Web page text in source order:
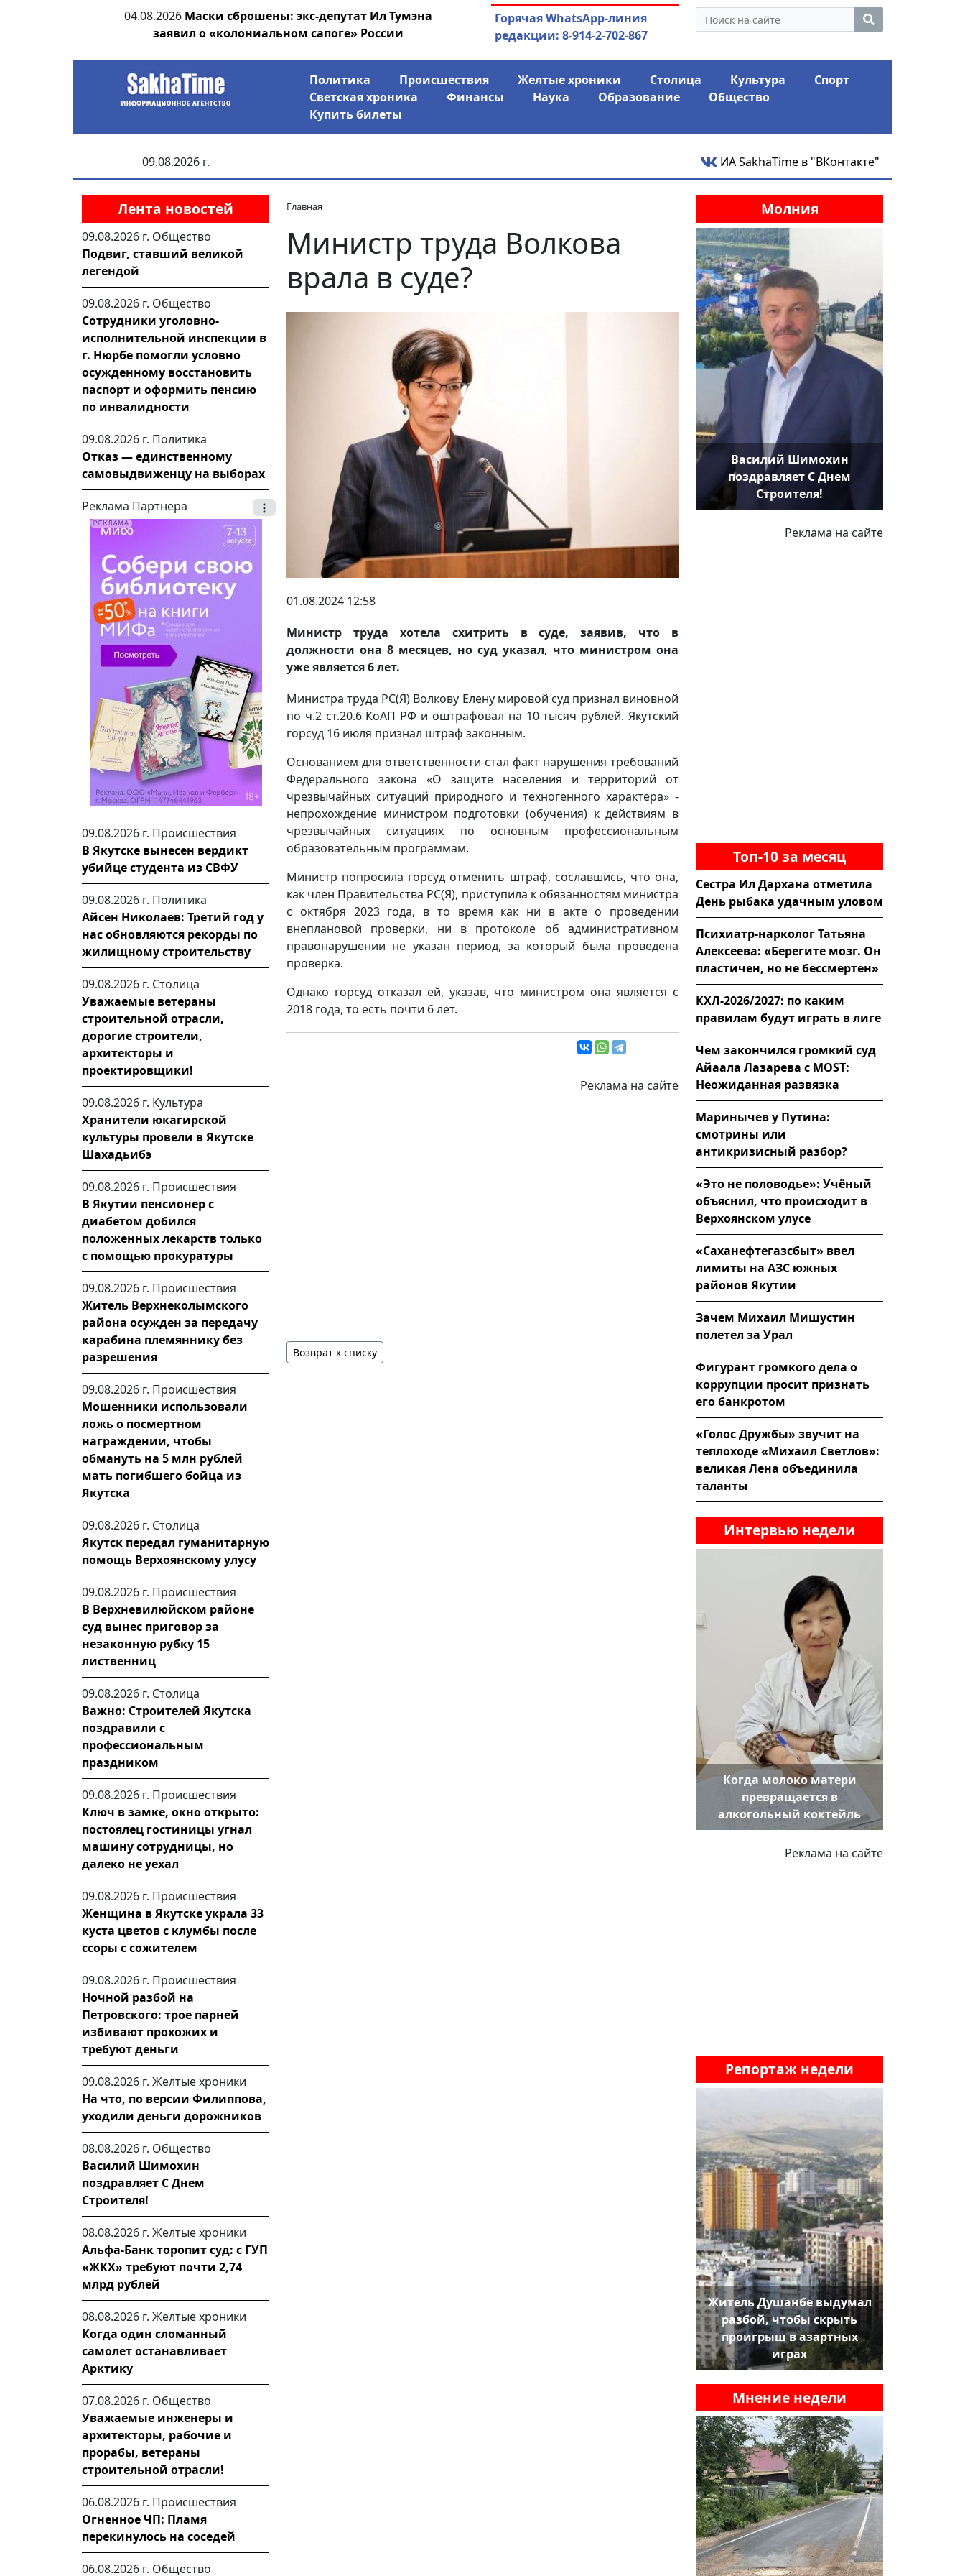
04.08.2026 Маски сброшены: экс-депутат Ил Тумэна
заявил о «колониальном сапоге» России
04.08.2026Маринычев у Путина: смотрины или
антикризисный разбор?
03.08.2026
Горячая WhatsApp-линия
редакции: 8-914-2-702-867
Политика Происшествия Желтые хроники Столица Культура
Спорт
Светская хроника
Финансы Наука Образование
Общество
Купить билеты
09.08.2026 г. ИА SakhaTime в "ВКонтакте"
Лента новостей
09.08.2026 г. Общество
Подвиг, ставший великой
легендой
09.08.2026 г. Общество
Сотрудники уголовно-
исполнительной инспекции в
г. Нюрбе помогли условно
осужденному восстановить
паспорт и оформить пенсию
по инвалидности
09.08.2026 г. Политика
Отказ — единственному
самовыдвиженцу на выборах
Реклама Партнёра
09.08.2026 г. Происшествия
В Якутске вынесен вердикт
убийце студента из СВФУ
09.08.2026 г. Политика
Айсен Николаев: Третий год у
нас обновляются рекорды по
жилищному строительству
09.08.2026 г. Столица
Уважаемые ветераны
строительной отрасли,
дорогие строители,
архитекторы и
проектировщики!
09.08.2026 г. Культура
Хранители юкагирской
культуры провели в Якутске
Шахадьибэ
09.08.2026 г. Происшествия
В Якутии пенсионер с
диабетом добился
положенных лекарств только
с помощью прокуратуры
09.08.2026 г. Происшествия
Житель Верхнеколымского
района осужден за передачу
карабина племяннику без
разрешения
09.08.2026 г. Происшествия
Мошенники использовали
ложь о посмертном
награждении, чтобы
обмануть на 5 млн рублей
мать погибшего бойца из
Якутска
09.08.2026 г. Столица
Якутск передал гуманитарную
помощь Верхоянскому улусу
09.08.2026 г. Происшествия
В Верхневилюйском районе
суд вынес приговор за
незаконную рубку 15
лиственниц
09.08.2026 г. Столица
Важно: Строителей Якутска
поздравили с
профессиональным
праздником
09.08.2026 г. Происшествия
Ключ в замке, окно открыто:
постоялец гостиницы угнал
машину сотрудницы, но
далеко не уехал
09.08.2026 г. Происшествия
Женщина в Якутске украла 33
куста цветов с клумбы после
ссоры с сожителем
09.08.2026 г. Происшествия
Ночной разбой на
Петровского: трое парней
избивают прохожих и
требуют деньги
09.08.2026 г. Желтые хроники
На что, по версии Филиппова,
уходили деньги дорожников
08.08.2026 г. Общество
Василий Шимохин
поздравляет С Днем
Строителя!
08.08.2026 г. Желтые хроники
Альфа-Банк торопит суд: с ГУП
«ЖКХ» требуют почти 2,74
млрд рублей
08.08.2026 г. Желтые хроники
Когда один сломанный
самолет останавливает
Арктику
07.08.2026 г. Общество
Уважаемые инженеры и
архитекторы, рабочие и
прорабы, ветераны
строительной отрасли!
06.08.2026 г. Происшествия
Огненное ЧП: Пламя
перекинулось на соседей
06.08.2026 г. Общество
Главная
Министр труда Волкова
врала в суде?
01.08.2024 12:58
Министр труда хотела схитрить в суде, заявив, что в
должности она 8 месяцев, но суд указал, что министром она
уже является 6 лет.
Министра труда РС(Я) Волкову Елену мировой суд признал виновной
по ч.2 ст.20.6 КоАП РФ и оштрафовал на 10 тысяч рублей. Якутский
горсуд 16 июля признал штраф законным.
Основанием для ответственности стал факт нарушения требований
Федерального закона «О защите населения и территорий от
чрезвычайных ситуаций природного и техногенного характера» -
непрохождение министром подготовки (обучения) к действиям в
чрезвычайных ситуациях по основным профессиональным
образовательным программам.
Министр попросила горсуд отменить штраф, сославшись, что она,
как член Правительства РС(Я), приступила к обязанностям министра
с октября 2023 года, в то время как ни в акте о проведении
внеплановой проверки, ни в протоколе об административном
правонарушении не указан период, за который была проведена
проверка.
Однако горсуд отказал ей, указав, что министром она является с
2018 года, то есть почти 6 лет.
Реклама на сайте
Возврат к списку
Молния
Василий Шимохин
поздравляет С Днем
Строителя!
Реклама на сайте
Топ-10 за месяц
Сестра Ил Дархана отметила
День рыбака удачным уловом
Психиатр-нарколог Татьяна
Алексеева: «Берегите мозг. Он
пластичен, но не бессмертен»
КХЛ-2026/2027: по каким
правилам будут играть в лиге
Чем закончился громкий суд
Айаала Лазарева с MOST:
Неожиданная развязка
Маринычев у Путина:
смотрины или
антикризисный разбор?
«Это не половодье»: Учёный
объяснил, что происходит в
Верхоянском улусе
«Саханефтегазсбыт» ввел
лимиты на АЗС южных
районов Якутии
Зачем Михаил Мишустин
полетел за Урал
Фигурант громкого дела о
коррупции просит признать
его банкротом
«Голос Дружбы» звучит на
теплоходе «Михаил Светлов»:
великая Лена объединила
таланты
Интервью недели
Когда молоко матери
превращается в
алкогольный коктейль
Реклама на сайте
Репортаж недели
Житель Душанбе выдумал
разбой, чтобы скрыть
проигрыш в азартных
играх
Мнение недели